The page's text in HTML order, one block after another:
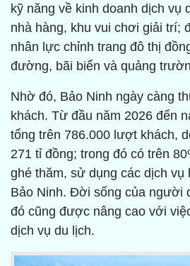
kỹ năng về kinh doanh dịch vụ
nhà hàng, khu vui chơi giải trí;
nhân lực chỉnh trang đô thị
đường, bãi biển và quảng
Nhờ đó, Bảo Ninh ngày càng
khách. Từ đầu năm 2026 đến
tổng trên 786.000 lượt khách,
271 tỉ đồng; trong đó có trên
ghé thăm, sử dụng các dịch vụ
Bảo Ninh. Đời sống của người
đó cũng được nâng cao với
dịch vụ du lịch.